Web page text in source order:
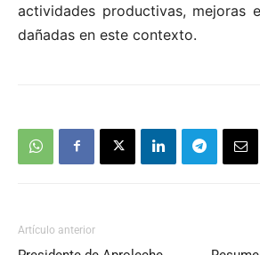
actividades productivas, mejoras
dañadas en este contexto.
Artículo anterior